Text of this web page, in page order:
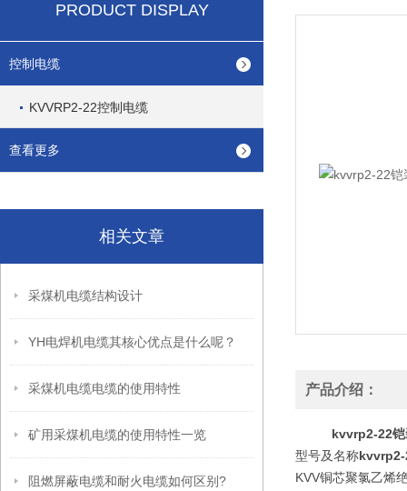
PRODUCT DISPLAY
控制电缆
KVVRP2-22控制电缆
查看更多
相关文章
采煤机电缆结构设计
YH电焊机电缆其核心优点是什么呢？
采煤机电缆电缆的使用特性
矿用采煤机电缆的使用特性一览
阻燃屏蔽电缆和耐火电缆如何区别?
产品介绍：
kvvrp2-22铠
型号及名称kvvrp2-
KVV铜芯聚氯乙烯